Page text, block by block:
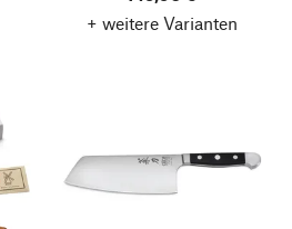
+ weitere Varianten